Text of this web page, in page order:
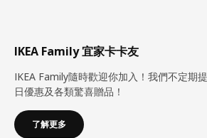
IKEA Family 宜家卡卡友
IKEA Family隨時歡迎你加入！我們不定期
日優惠及各類驚喜贈品！
了解更多